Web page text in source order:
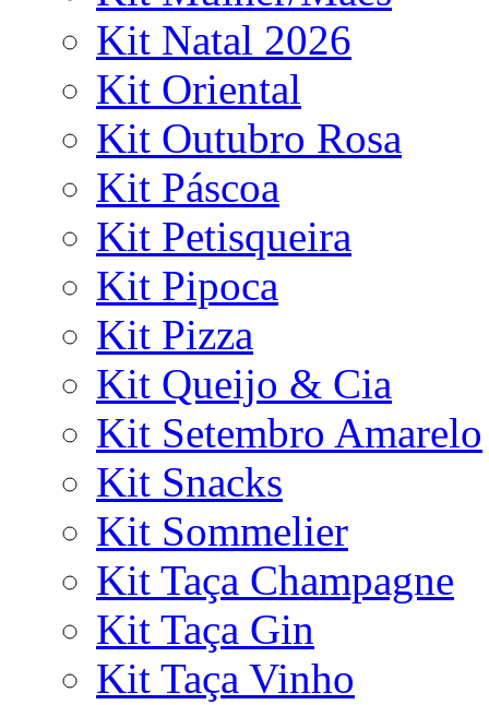
Kit Natal 2026
Kit Oriental
Kit Outubro Rosa
Kit Páscoa
Kit Petisqueira
Kit Pipoca
Kit Pizza
Kit Queijo & Cia
Kit Setembro Amarelo
Kit Snacks
Kit Sommelier
Kit Taça Champagne
Kit Taça Gin
Kit Taça Vinho